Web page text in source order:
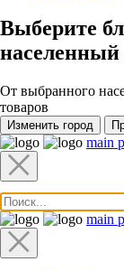
Выберите
населенный
От выбранного
товаров
Изменить город
main
main